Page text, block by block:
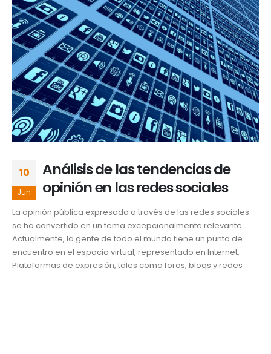
10
Jun
Análisis de las tendencias de
opinión en las redes sociales
La opinión pública expresada a través de las redes sociales
se ha convertido en un tema excepcionalmente relevante.
Actualmente, la gente de todo el mundo tiene un punto de
encuentro en el espacio virtual, representado en Internet.
Plataformas de expresión, tales como foros, blogs y redes